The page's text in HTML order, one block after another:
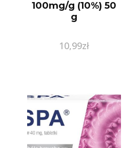
100mg/g (10%) 50
g
10,99zł